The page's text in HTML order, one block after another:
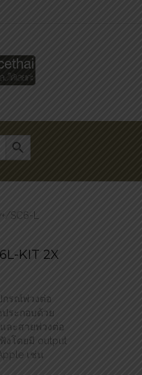
Search Button
SC6-L
KIT 2X
กรณ์พ่วงต่อ
ระกอบด้วย
ละสายพ่วงต่อ
งโดยมี output
เช่น